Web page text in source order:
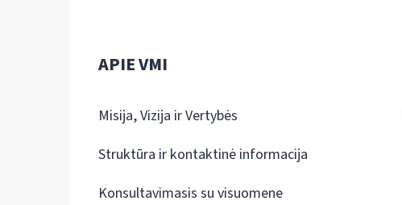
APIE VMI
Misija, Vizija ir Vertybės
Struktūra ir kontaktinė informacija
Konsultavimasis su visuomene